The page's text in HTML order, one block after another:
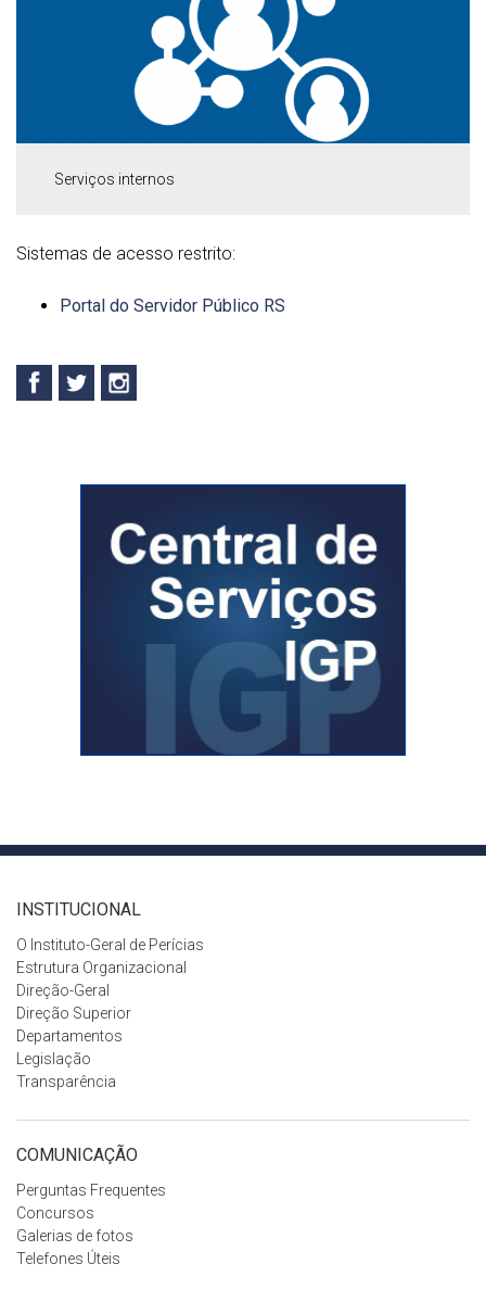
Serviços internos
Sistemas de acesso restrito:
Portal do Servidor Público RS
INSTITUCIONAL
O Instituto-Geral de Perícias
Estrutura Organizacional
Direção-Geral
Direção Superior
Departamentos
Legislação
Transparência
COMUNICAÇÃO
Perguntas Frequentes
Concursos
Galerias de fotos
Telefones Úteis